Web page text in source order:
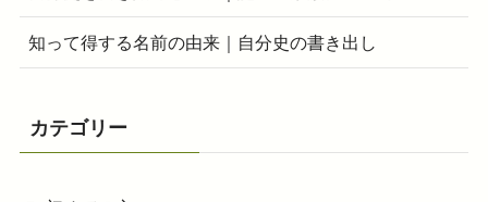
知って得する名前の由来｜自分史の書き出し
カテゴリー